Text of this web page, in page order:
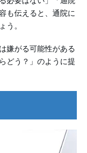
も伝えると、通院に
う。
嫌がる可能性がある
どう？」のように提